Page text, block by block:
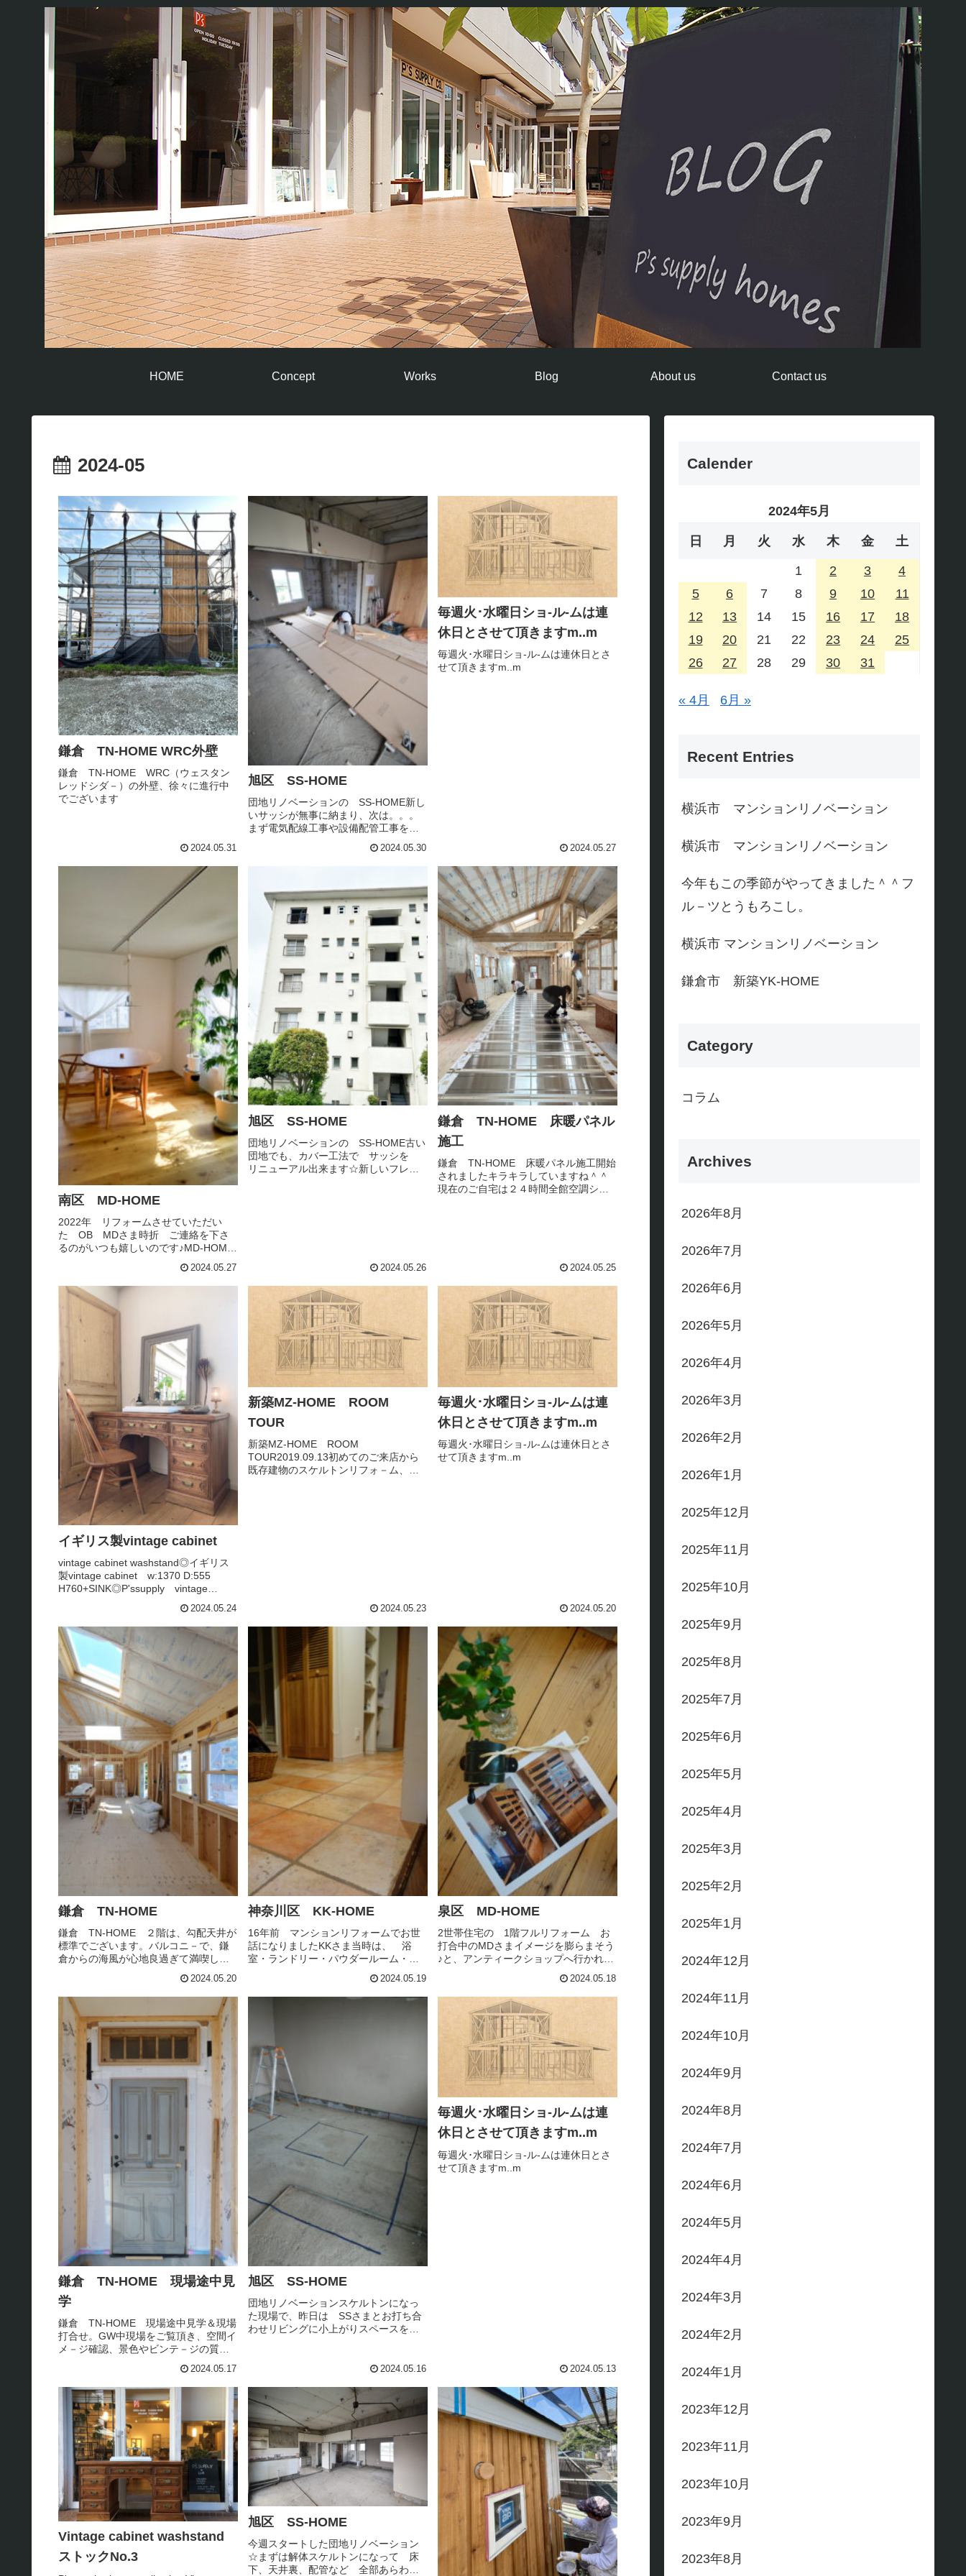
HOME Concept Works Blog About us Contact us
2024-05
鎌倉 TN-HOME WRC外壁
鎌倉 TN-HOME WRC（ウェスタン
レッドシダ－）の外壁、徐々に進行中
でございます
2024.05.31
旭区 SS-HOME
団地リノベーションの SS-HOME新し
いサッシが無事に納まり、次は。。。
まず電気配線工事や設備配管工事を行
います。配管は、給水・給湯・ガス管
も、全て新規やり替え☆そして大工さ
2024.05.30
毎週火･水曜日ショ-ル-ムは連
休日とさせて頂きますm..m
毎週火･水曜日ショ-ル-ムは連休日とさ
せて頂きますm..m
2024.05.27
南区 MD-HOME
2022年 リフォームさせていただい
た OB MDさま時折 ご連絡を下さ
るのがいつも嬉しいのです♪MD-HOME
の ダイニング2年前に 近所のお花屋
さんから購入した『エバーフレッシ
ュ』葉が天井に着くほどに あっとい
う間に成長☆風通しや 陽当...
2024.05.27
旭区 SS-HOME
団地リノベーションの SS-HOME古い
団地でも、カバー工法で サッシを
リニューアル出来ます☆新しいフレー
2024.05.26
鎌倉 TN-HOME 床暖パネル
施工
鎌倉 TN-HOME 床暖パネル施工開始
されましたキラキラしていますね＾＾
現在のご自宅は２４時間全館空調シス
2024.05.25
イギリス製vintage cabinet
vintage cabinet washstand◎イギリス
製vintage cabinet w:1370 D:555
H760+SINK◎P'ssupply vintage
2024.05.24
新築MZ-HOME ROOM
TOUR
新築MZ-HOME ROOM
TOUR2019.09.13初めてのご来店から
既存建物のスケルトンリフォ－ム、新
2024.05.23
毎週火･水曜日ショ-ル-ムは連
休日とさせて頂きますm..m
毎週火･水曜日ショ-ル-ムは連休日とさ
せて頂きますm..m
2024.05.20
鎌倉 TN-HOME
鎌倉 TN-HOME ２階は、勾配天井が
標準でございます。バルコニ－で、鎌
倉からの海風が心地良過ぎて満喫して
2024.05.20
神奈川区 KK-HOME
16年前 マンションリフォームでお世
話になりましたKKさま当時は、 浴
室・ランドリー・パウダールーム・ト
☆浴室やランドリーなど、毎日の生活
に欠かせない 水廻りスペースを優先
2024.05.19
泉区 MD-HOME
2世帯住宅の 1階フルリフォーム お
打合中のMDさまイメージを膨らまそう
♪と、アンティークショップへ行かれ
あるので 写真見てください☆と、お
電話いただき♪雰囲気のある良い家具
で、 即購入に♪食器収納にちょう...
2024.05.18
鎌倉 TN-HOME 現場途中見
学
鎌倉 TN-HOME 現場途中見学＆現場
打合せ。GW中現場をご覧頂き、空間イ
メ－ジ確認、景色やビンテ－ジの質
2024.05.17
旭区 SS-HOME
団地リノベーションスケルトンになっ
た現場で、昨日は SSさまとお打ち合
わせリビングに小上がりスペースを造
認出来ると 一番解りやすいですね
あ...
2024.05.16
毎週火･水曜日ショ-ル-ムは連
休日とさせて頂きますm..m
毎週火･水曜日ショ-ル-ムは連休日とさ
せて頂きますm..m
2024.05.13
Vintage cabinet washstand
ストックNo.3
旭区 SS-HOME
今週スタートした団地リノベーション
☆まずは解体スケルトンになって 床
下、天井裏、配管など 全部あらわ
Calender
2024年5月
日 月 火 水 木 金 土
1 2 3
4
5
6 7 8 9 10
11
12
13 14 15 16 17
18
19
20 21 22 23 24
25
26
27 28 29 30 31
« 4月 6月 »
Recent Entries
横浜市 マンションリノベーション
横浜市 マンションリノベーション
今年もこの季節がやってきました＾＾フ
ル－ツとうもろこし。
横浜市 マンションリノベーション
鎌倉市 新築YK-HOME
Category
コラム
Archives
2026年8月
2026年7月
2026年6月
2026年5月
2026年4月
2026年3月
2026年2月
2026年1月
2025年12月
2025年11月
2025年10月
2025年9月
2025年8月
2025年7月
2025年6月
2025年5月
2025年4月
2025年3月
2025年2月
2025年1月
2024年12月
2024年11月
2024年10月
2024年9月
2024年8月
2024年7月
2024年6月
2024年5月
2024年4月
2024年3月
2024年2月
2024年1月
2023年12月
2023年11月
2023年10月
2023年9月
2023年8月